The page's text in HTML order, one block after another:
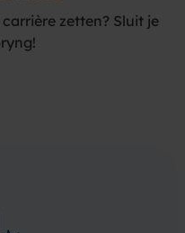
zetten? Sluit je